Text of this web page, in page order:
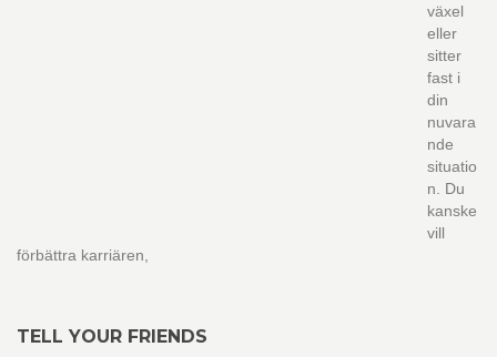
växel
eller
sitter
fast i
din
nuvara
nde
situatio
n. Du
kanske
vill
förbättra karriären,
TELL YOUR FRIENDS